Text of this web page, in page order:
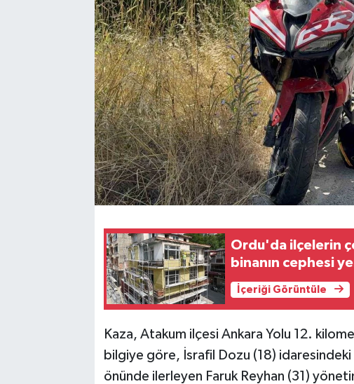
Ordu'da ilçelerin
binanın cephesi
İçeriği Görüntüle
Kaza, Atakum ilçesi Ankara Yolu 12.
bilgiye göre, İsrafil Dozu (18)
önünde ilerleyen Faruk Reyhan (31)